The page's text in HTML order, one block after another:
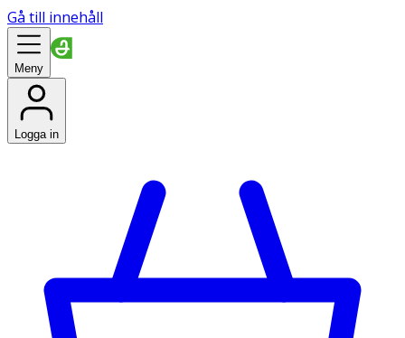
Gå till innehåll
Meny
Logga in